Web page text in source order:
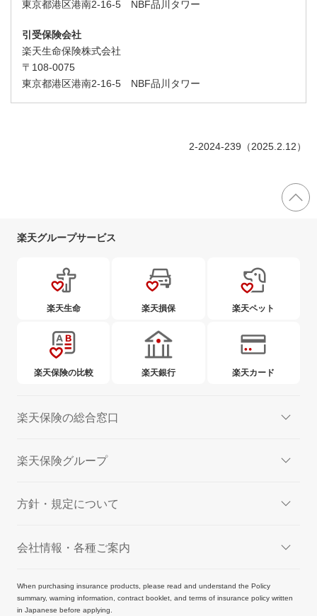
東京都港区港南2-16-5 NBF品川タワー
引受保険会社
楽天生命保険株式会社
〒108-0075
東京都港区港南2-16-5 NBF品川タワー
2-2024-239（2025.2.12）
楽天グループサービス
楽天生命 楽天損保 楽天ペット
楽天保険の比較 楽天銀行 楽天カード
楽天保険の総合窓口
楽天保険グループ
方針・規定について
会社情報・各種ご案内
When purchasing insurance products, please read and understand the Policy
summary, warning information, contract booklet, and terms of insurance policy written
in Japanese before applying.